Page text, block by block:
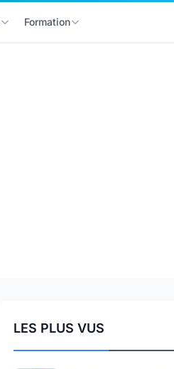
Formation
LES PLUS VUS